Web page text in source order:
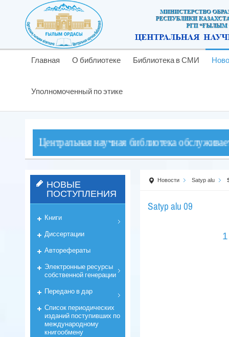
Главная О библиотеке Библиотека в СМИ
Уполномоченный по этике
научная библиотека обслуживает
Новости Satyp alu
Satyp alu 09
1
НОВЫЕ
ПОСТУПЛЕНИЯ
Книги
Диссертации
Авторефераты
Электронные ресурсы
собственной генерации
Передано в дар
Список периодических
изданий поступивших по
международному
книгообмену